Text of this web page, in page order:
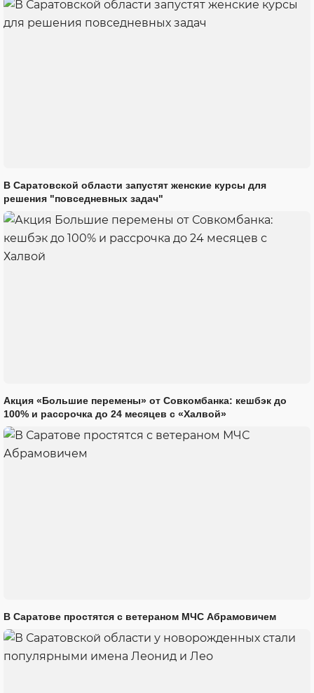
В Саратовской области запустят женские курсы для
решения "повседневных задач"
Акция «Большие перемены» от Совкомбанка: кешбэк до
100% и рассрочка до 24 месяцев с «Халвой»
В Саратове простятся с ветераном МЧС Абрамовичем